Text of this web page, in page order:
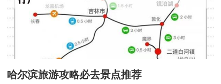
哈尔滨旅游攻略必去景点推荐